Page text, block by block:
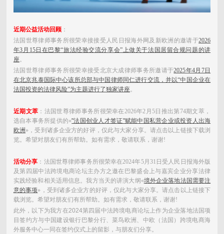
近期公益活动回顾：
法国世尊律师事务所很荣幸接接受人民日报海外网及新欧洲的邀请于2026
年3月15日在巴黎“旅法经验交流分享会”上做关于法国居留合规问题的讲
座。
法国世尊律师事务所很荣幸接受北京大成律师事务所邀请于2025年4月7日
在北京兆泰国际中心该所总部与中国律师同仁进行交流，并以“中国企业在
法国投资的法律风险”为主题进行了独家讲座。
近期文萃 ：法国世尊律师事务所很荣幸在2026年2月5日推出第74期文萃，
选自本事务所提供的«"法国创业人才签证"赋能中国私营企业或投资人出海
欧洲»，受到诸多企业方的好评，仅此与大家分享。 请点击以上链接下载浏
览。希望对朋友们有所帮助。如有需求，敬请联系，谢谢!
活动分享 ：法国世尊律师事务所很荣幸在2024年5月31日受人民日报海外版
及第四届中法跨境电商论坛主办方之邀在巴黎盛会上与嘉宾企业分享法律
实践经验和相关适用信息。我方当天的讲演大纲«境外企业落地法国需要注
意的事项»，受到诸多企业方的好评，仅此与大家分享。请点击以上链接下
载浏览。希望对朋友们有所帮助。如有需求，敬请联系，谢谢!
此外，以下为我方在2024第四届中法跨境电商论坛上作为企业落地法国项
目签约方与中国建设银行巴黎分行、菜鸟欧洲、中欧（法国）跨境电商海
外服务中心一同在签约仪式上的留影，与朋友们分享。